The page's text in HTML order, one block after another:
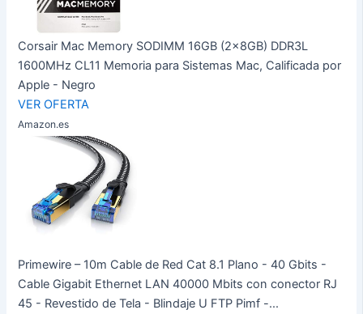
Corsair Mac Memory SODIMM 16GB (2x8GB) DDR3L
1600MHz CL11 Memoria para Sistemas Mac, Calificada por
Apple - Negro
VER OFERTA
Amazon.es
Primewire – 10m Cable de Red Cat 8.1 Plano - 40 Gbits -
Cable Gigabit Ethernet LAN 40000 Mbits con conector RJ
45 - Revestido de Tela - Blindaje U FTP Pimf -...